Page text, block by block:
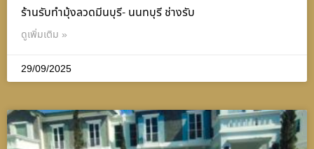
ร้านรับทำมุ้งลวดมีนบุรี- นนทบุรี ช่างรับ
ดูเพิ่มเติม »
29/09/2025